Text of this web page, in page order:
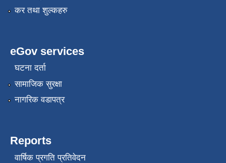
कर तथा शुल्कहरु
eGov services
घटना दर्ता
सामाजिक सुरक्षा
नागरिक वडापत्र
Reports
वार्षिक प्रगति प्रतिवेदन